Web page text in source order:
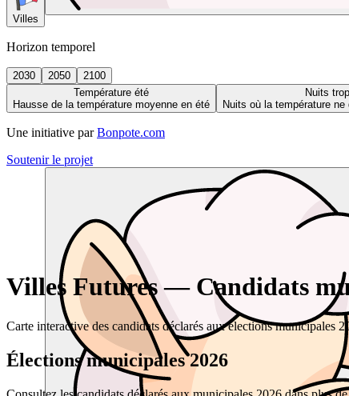
Villes
Horizon temporel
2030 2050
2100
Température été
Hausse de la température moyenne en été
Nuits
Nuits où la température
Une initiative par Bonpote.com
Soutenir le projet
Villes Futures — Candidats
Carte interactive des candidats déclarés aux élections municipales
Élections municipales 2026